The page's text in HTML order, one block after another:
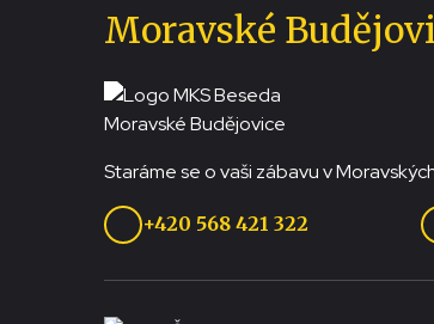
Moravské
Staráme se o vaši zábavu v
+420 568 421 322